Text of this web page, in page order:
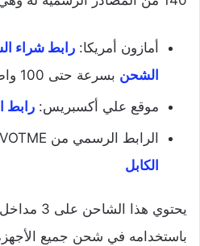
أمازون أمريكا: رابط شراء
الشحن بسرعة حتى 100 واط
موقع علي أكسبريس: رابط
الرابط الرسمي من VOTME:
الكابل
باستخدامه في شحن جميع الأجهزة